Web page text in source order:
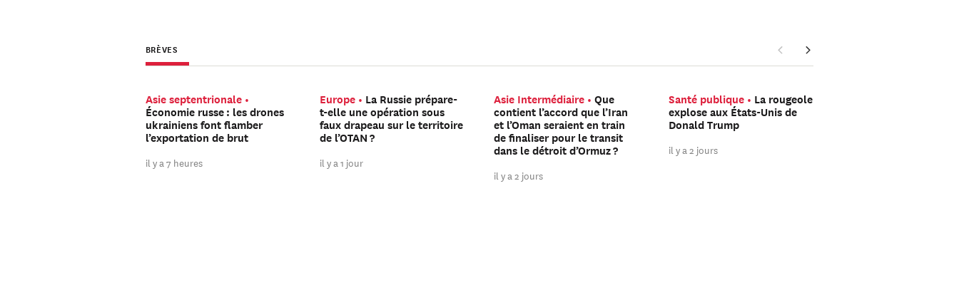
BRÈVES
Asie septentrionale
Économie russe : les drones
ukrainiens font flamber
l’exportation de brut
il y a 7 heures
Europe
La Russie prépare-
t-elle une opération sous
faux drapeau sur le territoire
de l’OTAN ?
il y a 1 jour
Asie Intermédiaire
Que
contient l’accord que l’Iran
et l’Oman seraient en train
de finaliser pour le transit
dans le détroit d’Ormuz ?
il y a 2 jours
Santé publique
La rougeole
explose aux États-Unis de
Donald Trump
il y a 2 jours